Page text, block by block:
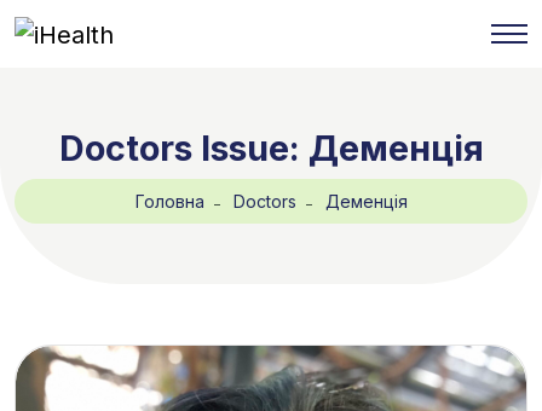
Doctors Issue: Деменція
Головна Doctors Деменція